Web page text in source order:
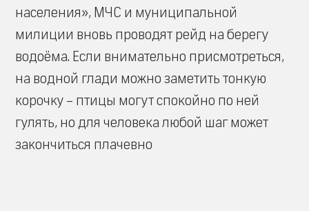
населения», МЧС и муниципальной
милиции вновь проводят рейд на берегу
водоёма. Если внимательно присмотреться,
на водной глади можно заметить тонкую
корочку – птицы могут спокойно по ней
гулять, но для человека любой шаг может
закончиться плачевно